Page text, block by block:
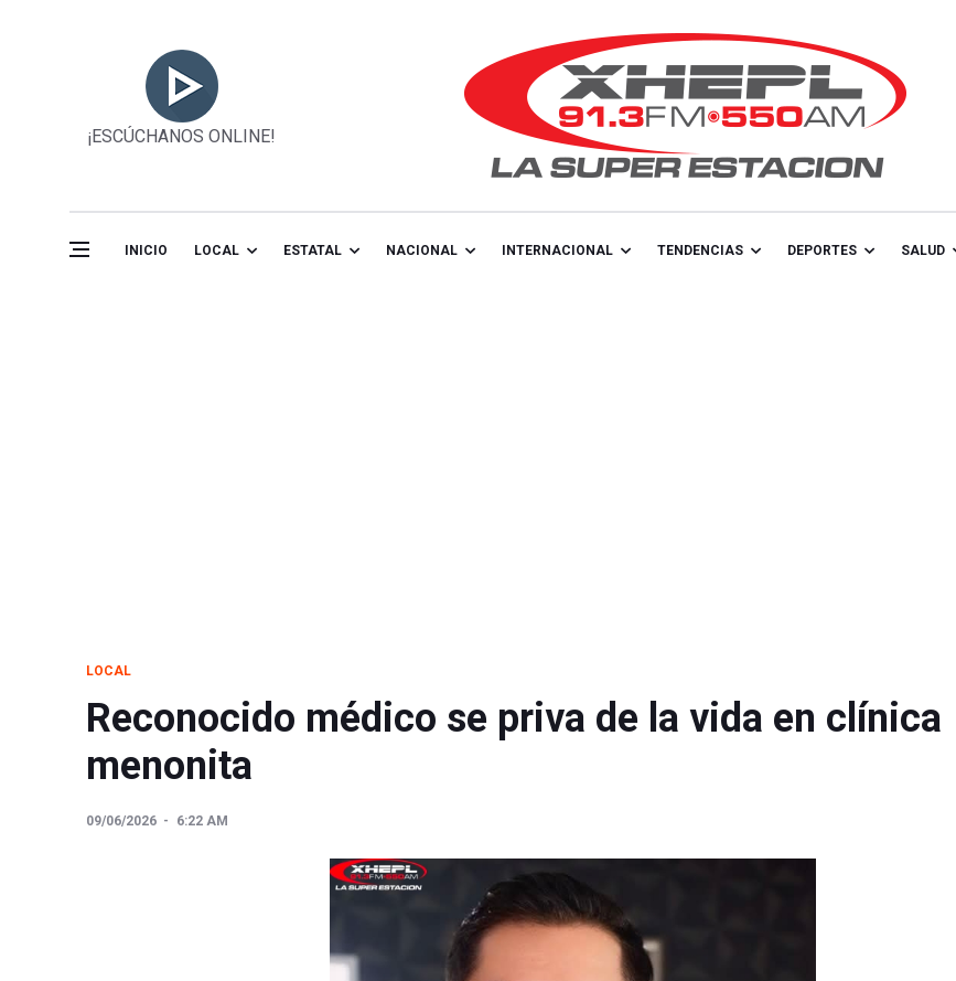
¡ESCÚCHANOS ONLINE!
INICIO LOCAL ESTATAL NACIONAL INTERNACIONAL TENDENCIAS DEPORTES SALUD
LOCAL
Reconocido médico se priva de la vida en clínica
menonita
09/06/2026 6:22 AM